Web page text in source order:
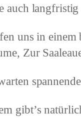
auch
uns in einem
Zur
gibt’s